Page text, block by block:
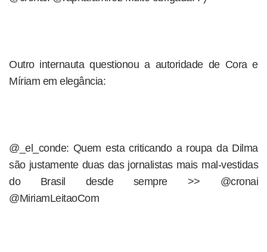
Outro internauta questionou a autoridade de Cora e
Míriam em elegância:
@_el_conde: Quem esta criticando a roupa da Dilma
são justamente duas das jornalistas mais mal-vestidas
do Brasil desde sempre >> @cronai
@MiriamLeitaoCom